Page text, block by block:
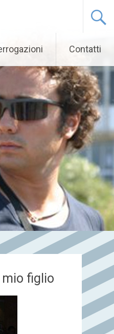
Contatti
mio figlio